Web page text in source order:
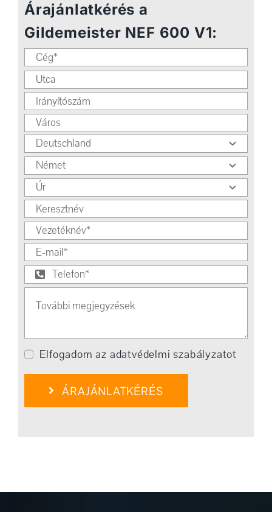
Árajánlatkérés a
Gildemeister NEF 600 V1:
Elfogadom az adatvédelmi szabályzatot
ÁRAJÁNLATKÉRÉS